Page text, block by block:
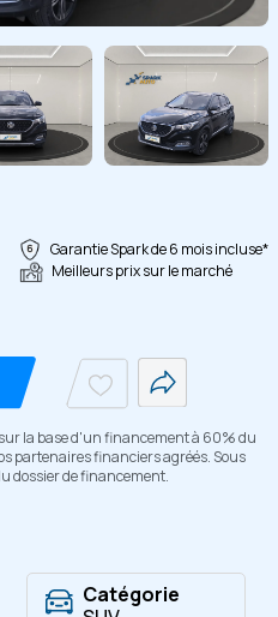
Garantie Spark de 6 mois incluse*
Meilleurs prix sur le marché
la base d'un financement à 60% du
partenaires financiers agréés. Sous
dossier de financement.
Catégorie